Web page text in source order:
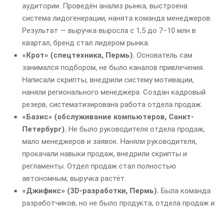
аудитории. Проведён анализ рынка, выстроена
система лидогенерации, нанята команда менеджеров.
Результат — выручка выросла с 1,5 до 7–10 млн в
квартал, бренд стал лидером рынка.
«Крот» (спецтехника, Пермь). Основатель сам
занимался подбором, не было каналов привлечения.
Написали скрипты, внедрили систему мотивации,
наняли регионального менеджера. Создан кадровый
резерв, систематизирована работа отдела продаж.
«Базис» (обслуживание компьютеров, Санкт-
Петербург). Не было руководителя отдела продаж,
мало менеджеров и заявок. Наняли руководителя,
прокачали навыки продаж, внедрили скрипты и
регламенты. Отдел продаж стал полностью
автономным, выручка растёт.
«Джификс» (3D-разработки, Пермь). Была команда
разработчиков, но не было продукта, отдела продаж и